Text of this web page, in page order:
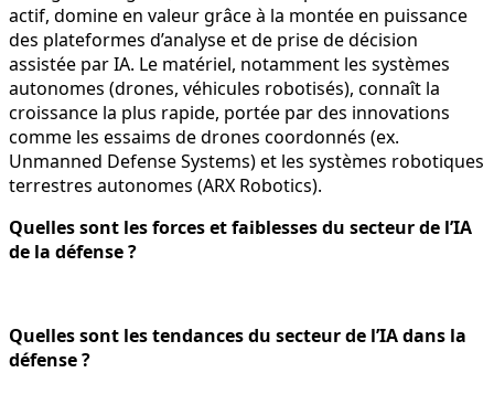
actif, domine en valeur grâce à la montée en puissance
des plateformes d’analyse et de prise de décision
assistée par IA. Le matériel, notamment les systèmes
autonomes (drones, véhicules robotisés), connaît la
croissance la plus rapide, portée par des innovations
comme les essaims de drones coordonnés (ex.
Unmanned Defense Systems) et les systèmes robotiques
terrestres autonomes (ARX Robotics).
Quelles sont les forces et faiblesses du secteur de l’IA
de la défense ?
Quelles sont les tendances du secteur de l’IA dans la
défense ?